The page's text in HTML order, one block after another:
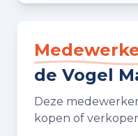
de Vogel
Deze
kopen of